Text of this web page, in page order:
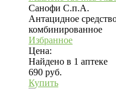
Санофи С.п.А.
Антацидное
комбинированное
Избранное
Цена:
Найдено в 1 аптеке
690 руб.
Купить